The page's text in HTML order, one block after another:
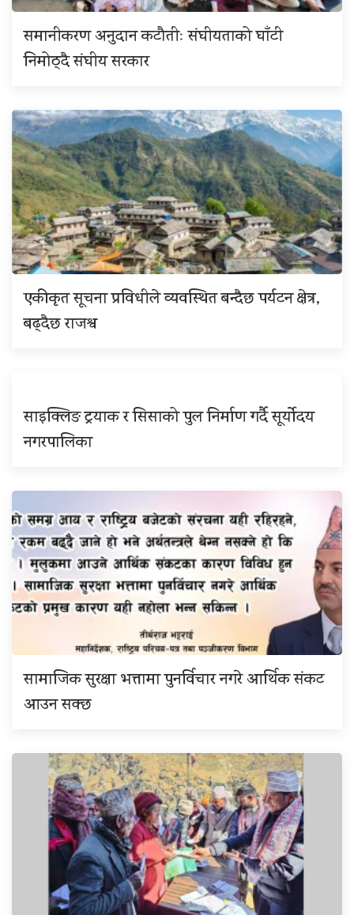
समानीकरण अनुदान कटौतीः संघीयताको घाँटी
निमोठ्दै संघीय सरकार
एकीकृत सूचना प्रविधीले व्यवस्थित बन्दैछ पर्यटन क्षेत्र,
बढ्दैछ राजश्व
साइक्लिङ ट्रयाक र सिसाको पुल निर्माण गर्दै सूर्योदय
नगरपालिका
सामाजिक सुरक्षा भत्तामा पुनर्विचार नगरे आर्थिक संकट
आउन सक्छ